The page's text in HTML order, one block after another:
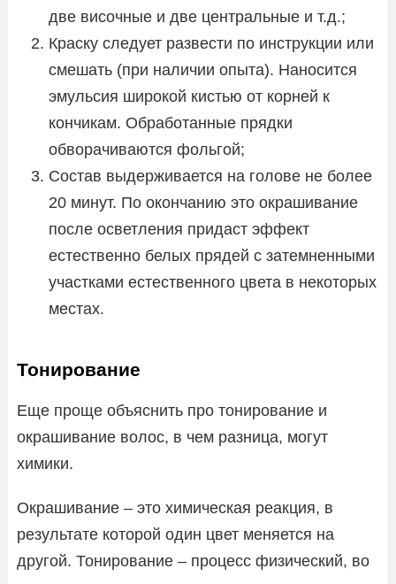
две височные и две центральные и т.д.;
Краску следует развести по инструкции или
смешать (при наличии опыта). Наносится
эмульсия широкой кистью от корней к
кончикам. Обработанные прядки
обворачиваются фольгой;
Состав выдерживается на голове не более
20 минут. По окончанию это окрашивание
после осветления придаст эффект
естественно белых прядей с затемненными
участками естественного цвета в некоторых
местах.
Тонирование
Еще проще объяснить про тонирование и
окрашивание волос, в чем разница, могут
химики.
Окрашивание – это химическая реакция, в
результате которой один цвет меняется на
другой. Тонирование – процесс физический, во